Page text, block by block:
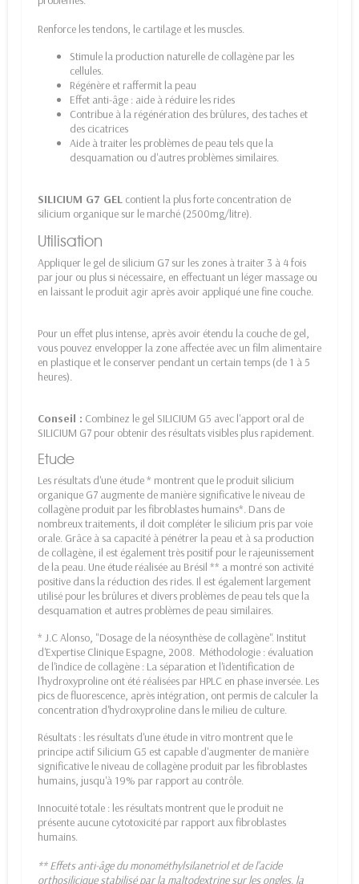
Renforce les tendons, le cartilage et les muscles.
Stimule la production naturelle de collagène par les
cellules.
Régénère et raffermit la peau
Effet anti-âge : aide à réduire les rides
Contribue à la régénération des brûlures, des taches et
des cicatrices
Aide à traiter les problèmes de peau tels que la
desquamation ou d'autres problèmes similaires.
SILICIUM G7 GEL contient la plus forte concentration de
silicium organique sur le marché (2500mg/litre).
Utilisation
Appliquer le gel de silicium G7 sur les zones à traiter 3 à 4 fois
par jour ou plus si nécessaire, en effectuant un léger massage ou
en laissant le produit agir après avoir appliqué une fine couche.
Pour un effet plus intense, après avoir étendu la couche de gel,
vous pouvez envelopper la zone affectée avec un film alimentaire
en plastique et le conserver pendant un certain temps (de 1 à 5
heures).
Conseil : Combinez le gel SILICIUM G5 avec l'apport oral de
SILICIUM G7 pour obtenir des résultats visibles plus rapidement.
Etude
Les résultats d'une étude * montrent que le produit silicium
organique G7 augmente de manière significative le niveau de
collagène produit par les fibroblastes humains*. Dans de
nombreux traitements, il doit compléter le silicium pris par voie
orale. Grâce à sa capacité à pénétrer la peau et à sa production
de collagène, il est également très positif pour le rajeunissement
de la peau. Une étude réalisée au Brésil ** a montré son activité
positive dans la réduction des rides. Il est également largement
utilisé pour les brûlures et divers problèmes de peau tels que la
desquamation et autres problèmes de peau similaires.
* J.C Alonso, "Dosage de la néosynthèse de collagène". Institut
d'Expertise Clinique Espagne, 2008. Méthodologie : évaluation
de l'indice de collagène : La séparation et l'identification de
l'hydroxyproline ont été réalisées par HPLC en phase inversée. Les
pics de fluorescence, après intégration, ont permis de calculer la
concentration d'hydroxyproline dans le milieu de culture.
Résultats : les résultats d'une étude in vitro montrent que le
principe actif Silicium G5 est capable d'augmenter de manière
significative le niveau de collagène produit par les fibroblastes
humains, jusqu'à 19% par rapport au contrôle.
Innocuité totale : les résultats montrent que le produit ne
présente aucune cytotoxicité par rapport aux fibroblastes
humains.
** Effets anti-âge du monométhylsilanetriol et de l'acide
orthosilicique stabilisé par la maltodextrine sur les ongles, la